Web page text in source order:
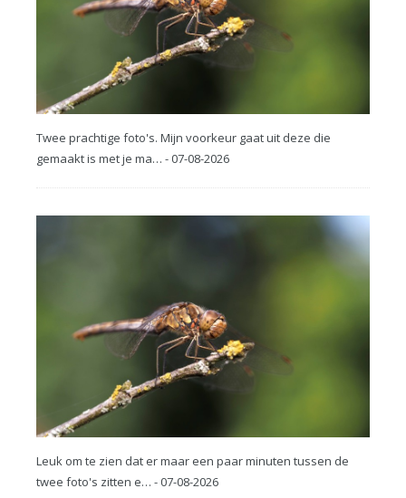
Twee prachtige foto's. Mijn voorkeur gaat uit deze die
gemaakt is met je ma… - 07-08-2026
Leuk om te zien dat er maar een paar minuten tussen de
twee foto's zitten e… - 07-08-2026